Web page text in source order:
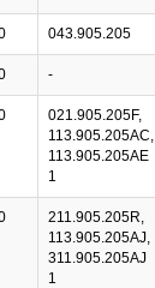
043.905.205
-
021.905.205F,
113.905.205AC,
113.905.205AE
1
211.905.205R,
113.905.205AJ,
311.905.205AJ
1